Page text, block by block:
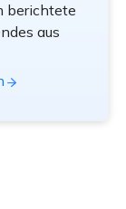
berichtete
aus